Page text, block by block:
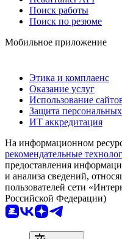
Поиск работы
Поиск по резюме
Мобильное приложение
Этика и комплаенс
Оказание услуг
Использование
Защита
ИТ аккредитация
На информационном
рекомендательные
предоставления
и анализа сведений,
пользователей сети
Российской Федерации)